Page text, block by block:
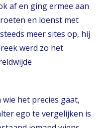
af en ging ermee aan
en loenst met
meer sites op, hij
werd zo het
het precies gaat,
ego te vergelijken is